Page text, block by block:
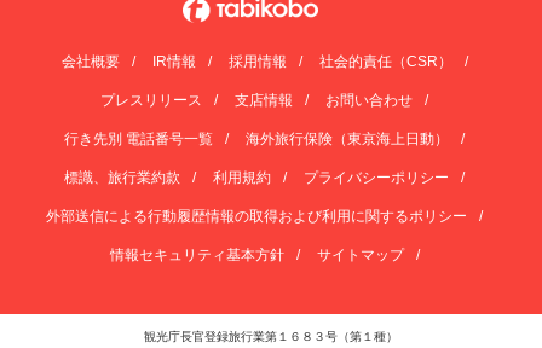
会社概要 IR情報 採用情報 社会的責任（CSR）
プレスリリース 支店情報 お問い合わせ
行き先別 電話番号一覧 海外旅行保険（東京海上日動）
標識、旅行業約款 利用規約 プライバシーポリシー
外部送信による行動履歴情報の取得および利用に関するポリシー
情報セキュリティ基本方針 サイトマップ
観光庁長官登録旅行業第１６８３号（第１種）